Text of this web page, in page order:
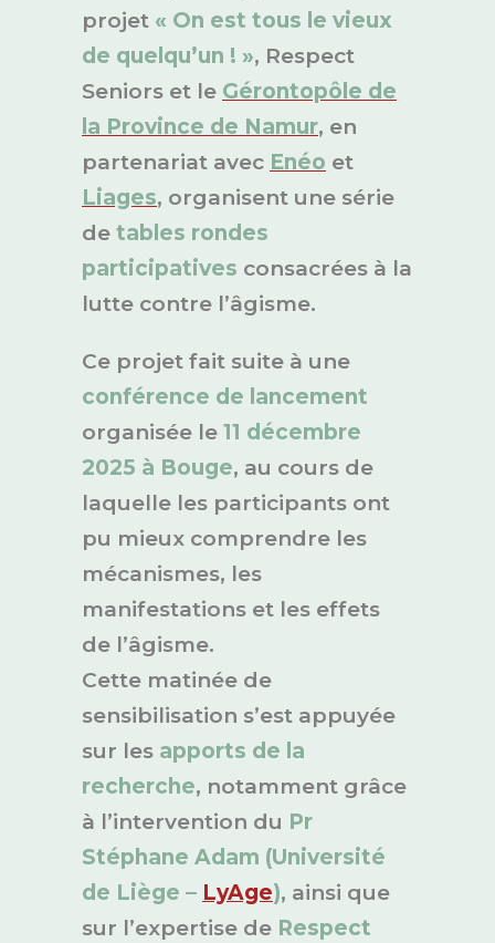
projet « On est tous le vieux
de quelqu’un ! », Respect
Seniors et le Gérontopôle de
la Province de Namur, en
partenariat avec Enéo et
Liages, organisent une série
de tables rondes
participatives consacrées à la
lutte contre l’âgisme.
Ce projet fait suite à une
conférence de lancement
organisée le 11 décembre
2025 à Bouge, au cours de
laquelle les participants ont
pu mieux comprendre les
mécanismes, les
manifestations et les effets
de l’âgisme.
Cette matinée de
sensibilisation s’est appuyée
sur les apports de la
recherche, notamment grâce
à l’intervention du Pr
Stéphane Adam (Université
de Liège – LyAge), ainsi que
sur l’expertise de Respect